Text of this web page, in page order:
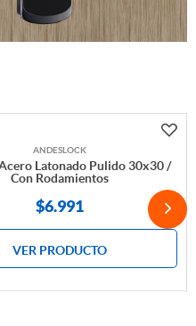
ANDESLOCK
Latonado Pulido 30x30 /
Con Rodamientos
$6.991
VER PRODUCTO